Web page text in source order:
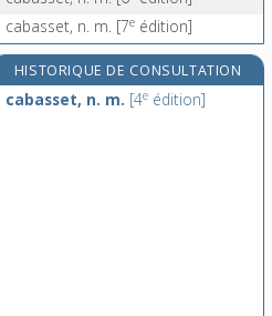
cabasset, n. m. [7e édition]
HISTORIQUE DE CONSULTATION
cabasset, n. m. [4e édition]